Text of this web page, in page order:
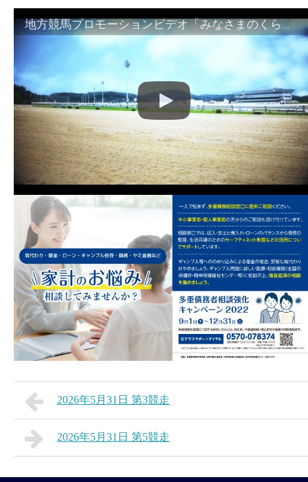
地方競馬プロモーションビデオ「みなさまのくらしのために」30秒篇｜NAR公式
2026年5月31日 第3競走
2026年5月31日 第5競走